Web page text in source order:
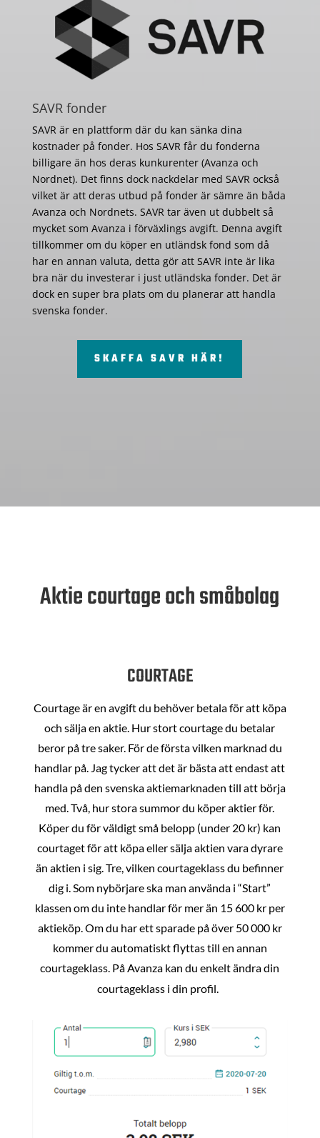
SAVR fonder
SAVR är en plattform där du kan sänka dina
kostnader på fonder. Hos SAVR får du fonderna
billigare än hos deras kunkurenter (Avanza och
Nordnet). Det finns dock nackdelar med SAVR också
vilket är att deras utbud på fonder är sämre än båda
Avanza och Nordnets. SAVR tar även ut dubbelt så
mycket som Avanza i förväxlings avgift. Denna avgift
tillkommer om du köper en utländsk fond som då
har en annan valuta, detta gör att SAVR inte är lika
bra när du investerar i just utländska fonder. Det är
dock en super bra plats om du planerar att handla
svenska fonder.
SKAFFA SAVR HÄR!
Aktie courtage och småbolag
COURTAGE
Courtage är en avgift du behöver betala för att köpa
och sälja en aktie. Hur stort courtage du betalar
beror på tre saker. För de första vilken marknad du
handlar på. Jag tycker att det är bästa att endast att
handla på den svenska aktiemarknaden till att börja
med. Två, hur stora summor du köper aktier för.
Köper du för väldigt små belopp (under 20 kr) kan
courtaget för att köpa eller sälja aktien vara dyrare
än aktien i sig. Tre, vilken courtageklass du befinner
dig i. Som nybörjare ska man använda i “Start”
klassen om du inte handlar för mer än 15 600 kr per
aktieköp. Om du har ett sparade på över 50 000 kr
kommer du automatiskt flyttas till en annan
courtageklass. På Avanza kan du enkelt ändra din
courtageklass i din profil.